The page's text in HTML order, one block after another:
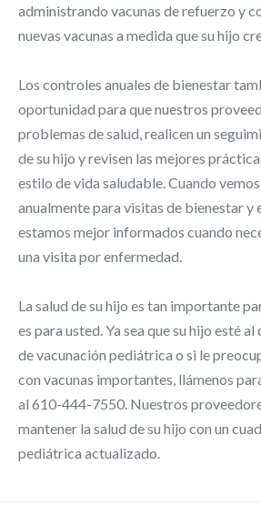
administrando vacunas de refuerzo y
nuevas vacunas a medida que su hijo
Los controles anuales de bienestar
oportunidad para que nuestros
problemas de salud, realicen un
de su hijo y revisen las mejores
estilo de vida saludable. Cuando vemos
anualmente para visitas de bienestar y
estamos mejor informados cuando
una visita por enfermedad.
La salud de su hijo es tan importante
es para usted. Ya sea que su hijo esté
de vacunación pediátrica o si le
con vacunas importantes, llámenos
al 610-444-7550. Nuestros
mantener la salud de su hijo con un
pediátrica actualizado.